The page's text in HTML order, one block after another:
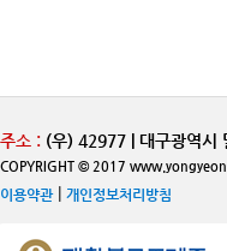
주소 : (우) 42977 | 대구광역시
COPYRIGHT © 2017
이용약관| 개인정보처리방침